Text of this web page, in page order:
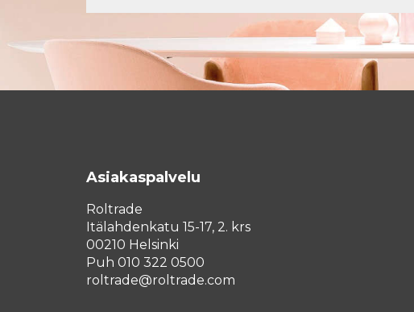
Asiakaspalvelu
Roltrade
Itälahdenkatu 15-17, 2. krs
00210 Helsinki
Puh 010 322 0500
roltrade@roltrade.com